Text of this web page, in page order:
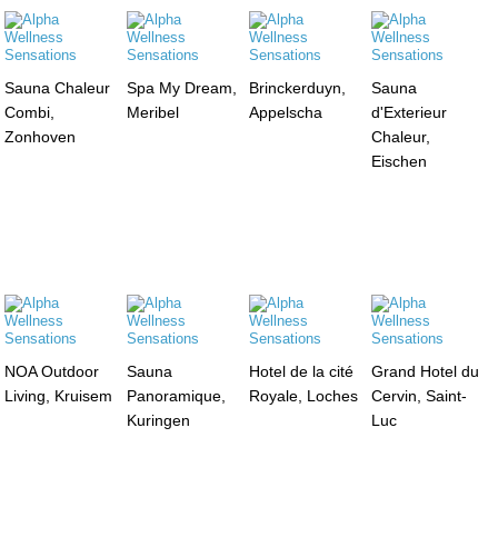
Sauna Chaleur
Combi,
Zonhoven
Spa My Dream,
Meribel
Brinckerduyn,
Appelscha
Sauna
d'Exterieur
Chaleur,
Eischen
NOA Outdoor
Living, Kruisem
Sauna
Panoramique,
Kuringen
Hotel de la cité
Royale, Loches
Grand Hotel du
Cervin, Saint-
Luc